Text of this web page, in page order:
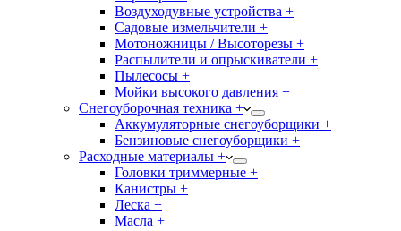
Воздуходувные устройства +
Садовые измельчители +
Мотоножницы / Высоторезы +
Распылители и опрыскиватели +
Пылесосы +
Мойки высокого давления +
Снегоуборочная техника +
Аккумуляторные снегоуборщики +
Бензиновые снегоуборщики +
Расходные материалы +
Головки триммерные +
Канистры +
Леска +
Масла +